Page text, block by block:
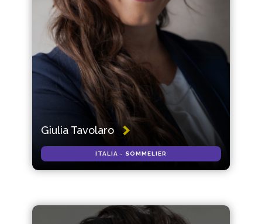
Giulia Tavolaro
ITALIA - SOMMELIER